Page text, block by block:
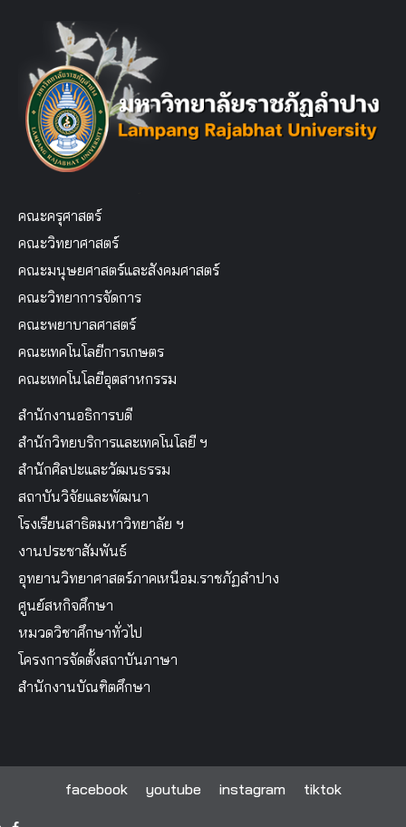
คณะครุศาสตร์
คณะวิทยาศาสตร์
คณะมนุษยศาสตร์และสังคมศาสตร์
คณะวิทยาการจัดการ
คณะพยาบาลศาสตร์
คณะเทคโนโลยีการเกษตร
คณะเทคโนโลยีอุตสาหกรรม
สำนักงานอธิการบดี
สำนักวิทยบริการและเทคโนโลยี ฯ
สำนักศิลปะและวัฒนธรรม
สถาบันวิจัยและพัฒนา
โรงเรียนสาธิตมหาวิทยาลัย ฯ
งานประชาสัมพันธ์
อุทยานวิทยาศาสตร์ภาคเหนือม.ราชภัฏลำปาง
ศูนย์สหกิจศึกษา
หมวดวิชาศึกษาทั่วไป
โครงการจัดตั้งสถาบันภาษา
สำนักงานบัณฑิตศึกษา
facebook youtube instagram tiktok